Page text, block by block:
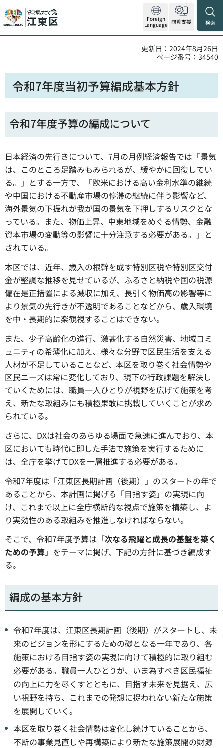
Foreign
Language 閲覧支援 検索
更新日：2024年8月26日
ページ番号：34540
令和7年度当初予算編成基本方針
令和7年度予算の編成について
日本経済の先行きについて、7月の月例経済報告では「景気
は、このところ足踏みもみられるが、緩やかに回復してい
る。」とする一方で、「欧米における高い金利水準の継続
や中国における不動産市場の停滞の継続に伴う影響など、
海外景気の下振れが我が国の景気を下押しするリスクとな
っている。また、物価上昇、中東地域をめぐる情勢、金融
資本市場の変動等の影響に十分注意する必要がある。」と
されている。
本区では、近年、歳入の根幹を成す特別区税や特別区交付
金が堅調な推移を見せているが、ふるさと納税や国の税源
偏在是正措置による減収に加え、長引く物価高の影響等に
より景気の先行きが不透明であることなどから、歳入環境
を中・長期的に楽観視することはできない。
また、少子高齢化の進行、激甚化する自然災害、地域コミ
ュニティの希薄化に加え、様々な分野で区民生活を支える
人材が不足していることなど、本区を取り巻く社会情勢や
区民ニーズは常に変化しており、現下の行政課題を解決し
ていくためには、職員一人ひとりが視野を広げて施策を考
え、新たな取組みにも積極果敢に挑戦していくことが求め
られている。
さらに、DXは社会のあらゆる場面で急速に進んでおり、本
区においても時代に即した手法で施策を実行するために
は、全庁を挙げてDXを一層推進する必要がある。
令和7年度は「江東区長期計画（後期）」のスタートの年で
あることから、本計画に掲げる「目指す姿」の実現に向
け、これまで以上に全庁横断的な視点で施策を構築し、よ
り実効性のある取組みを推進しなければならない。
そこで、令和7年度予算は「次なる飛躍と成長の基盤を築く
ための予算」をテーマに掲げ、下記の方針に基づき編成す
る。
編成の基本方針
令和7年度は、江東区長期計画（後期）がスタートし、未
来のビジョンを形にするための礎となる一年であり、各
施策における目指す姿の実現に向けて積極的に取り組む
必要がある。職員一人ひとりが、いま為すべき区民福祉
の向上に力を尽くすとともに、目指す未来を見据え、広
い視野を持ち、これまでの発想に捉われない新たな施策
を展開していく。
本区を取り巻く社会情勢は変化し続けていることから、
不断の事業見直しや再構築により新たな施策展開の財源